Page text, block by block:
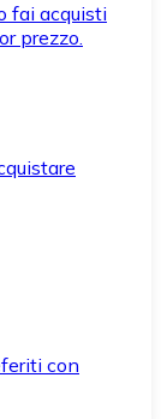
fai acquisti
prezzo.
con